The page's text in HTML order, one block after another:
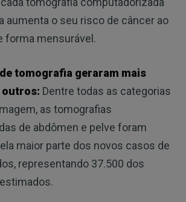
aumenta o seu risco de câncer ao
forma mensurável.
tomografia geraram mais
outros: Dentre todas as categorias
as tomografias
de abdômen e pelve foram
maior parte dos novos casos de
representando 37.500 dos